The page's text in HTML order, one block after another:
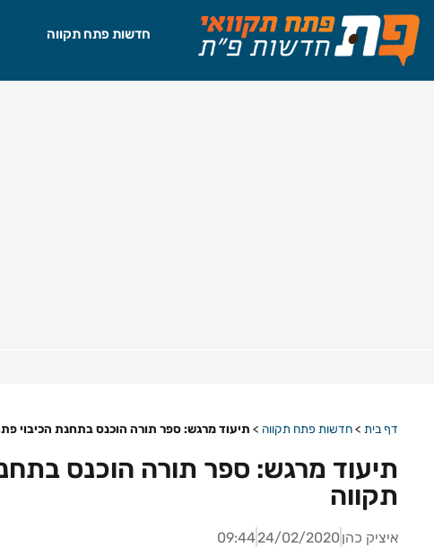
חדשות פתח תקווה
דף בית >חדשות פתח תקווה > תיעוד מרגש: ספר תורה הוכנס בתחנת הכיבוי
תיעוד מרגש: ספר תורה הוכנס
תקווה
איציק כהן 24/02/2020
09:44